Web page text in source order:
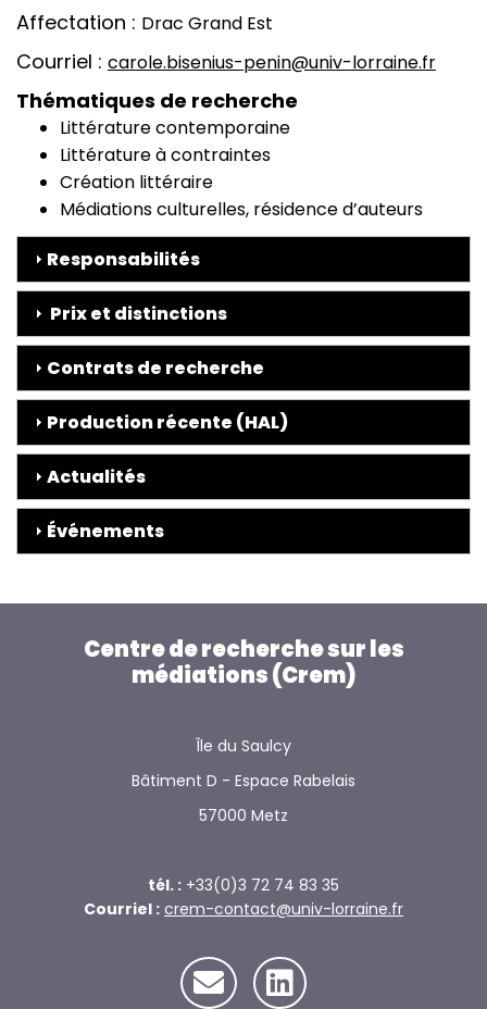
Affectation Drac Grand Est
Courriel carole.bisenius-penin@univ-lorraine.fr
Thématiques de recherche
Littérature contemporaine
Littérature à contraintes
Création littéraire
Médiations culturelles, résidence d’auteurs
Responsabilités
Prix et distinctions
Contrats de recherche
Production récente (HAL)
Actualités
Événements
Centre de recherche sur les
médiations (Crem)
Île du Saulcy
Bâtiment D - Espace Rabelais
57000 Metz
tél. : +33(0)3 72 74 83 35
Courriel : crem-contact@univ-lorraine.fr